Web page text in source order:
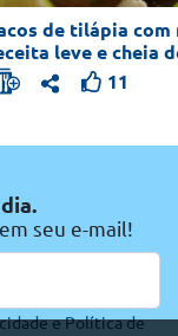
de tilápia com
leve e cheia
11
seu e-mail!
ePolítica de